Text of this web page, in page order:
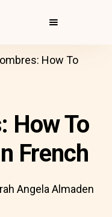
How To
How To
French
Angela Almaden